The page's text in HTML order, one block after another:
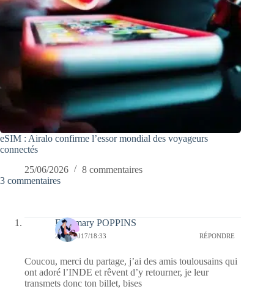
eSIM : Airalo confirme l’essor mondial des voyageurs
connectés
25/06/2026
8 commentaires
3 commentaires
Fabymary POPPINS
26/06/2017/18:33 RÉPONDRE
Coucou, merci du partage, j’ai des amis toulousains qui
ont adoré l’INDE et rêvent d’y retourner, je leur
transmets donc ton billet, bises